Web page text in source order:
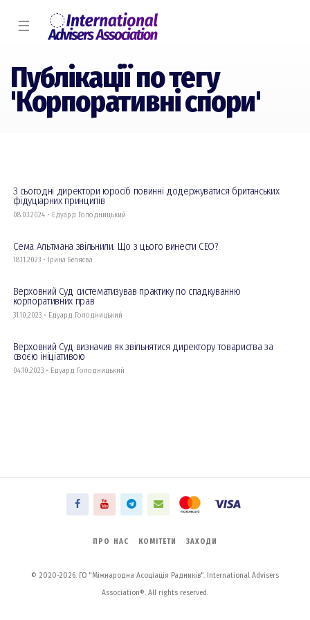
☰
Публікації по тегу
'Корпоративні спори'
З сьогодні директори юросіб повинні додержуватися британських
фідуціарних принципів
08.03.2024 • Едуард Голодницький
Сема Альтмана звільнили. Що з цього винести СЕО?
18.11.2023 • Ірина Беляєва
Верховний Суд систематизував практику по спадкуванню
корпоративних прав
31.10.2023 • Едуард Голодницький
Верховний Суд визначив як звільнятися директору товариства за
своєю ініціативою
04.10.2023 • Едуард Голодницький
ПРО НАС КОМІТЕТИ ЗАХОДИ
© 2020-2026. ГО "Міжнародна Асоціація Радників". International Advisers
Association®. All rights reserved.